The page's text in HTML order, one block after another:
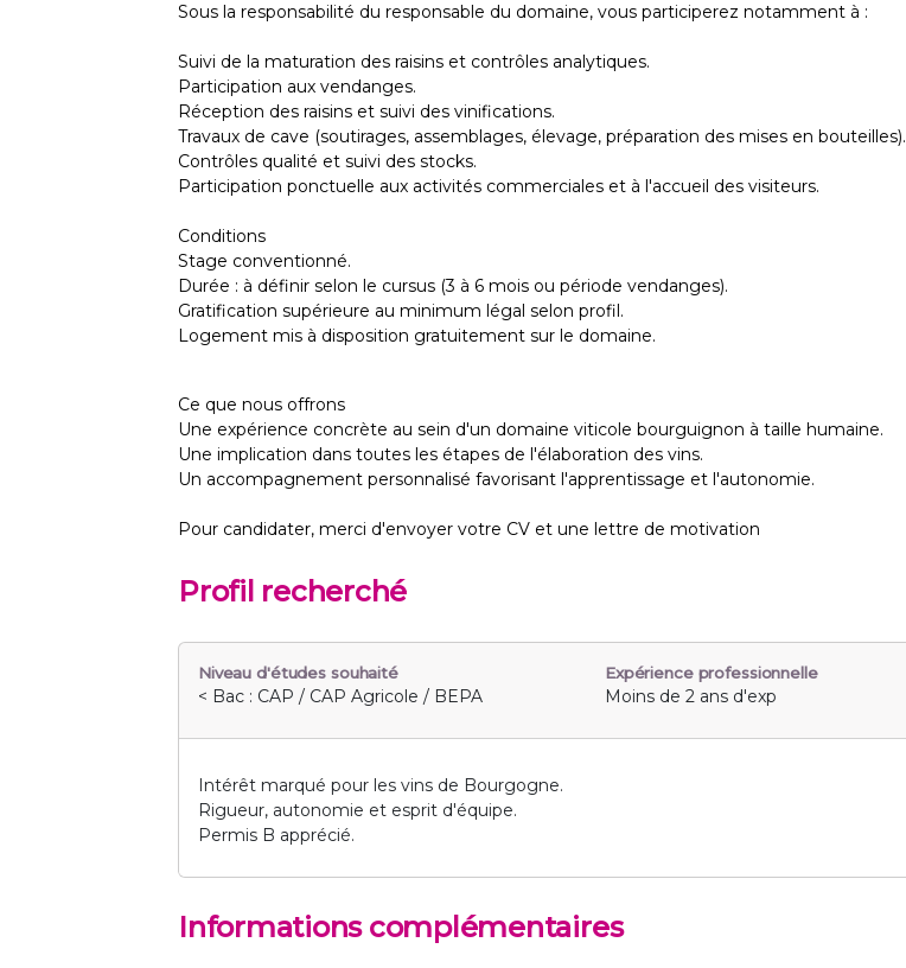
Sous la responsabilité du responsable du domaine, vous participerez notamment à :
Suivi de la maturation des raisins et contrôles analytiques.
Participation aux vendanges.
Réception des raisins et suivi des vinifications.
Travaux de cave (soutirages, assemblages, élevage, préparation des mises en bouteilles).
Contrôles qualité et suivi des stocks.
Participation ponctuelle aux activités commerciales et à l'accueil des visiteurs.
Conditions
Stage conventionné.
Durée : à définir selon le cursus (3 à 6 mois ou période vendanges).
Gratification supérieure au minimum légal selon profil.
Logement mis à disposition gratuitement sur le domaine.
Ce que nous offrons
Une expérience concrète au sein d'un domaine viticole bourguignon à taille humaine.
Une implication dans toutes les étapes de l'élaboration des vins.
Un accompagnement personnalisé favorisant l'apprentissage et l'autonomie.
Pour candidater, merci d'envoyer votre CV et une lettre de motivation
Profil recherché
Niveau d'études souhaité
< Bac : CAP / CAP Agricole / BEPA
Expérience professionnelle
Moins de 2 ans d'exp
Intérêt marqué pour les vins de Bourgogne.
Rigueur, autonomie et esprit d'équipe.
Permis B apprécié.
Informations complémentaires